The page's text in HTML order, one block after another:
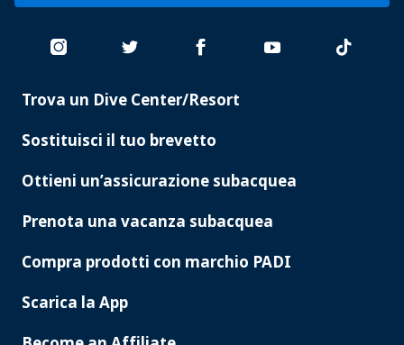
PADI
Trova un Dive Center/Resort
Sostituisci il tuo brevetto
Ottieni un’assicurazione subacquea
Prenota una vacanza subacquea
Compra prodotti con marchio PADI
Scarica la App